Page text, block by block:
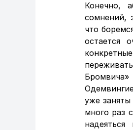
Конечно,
сомнений,
что
остается
уже
много раз